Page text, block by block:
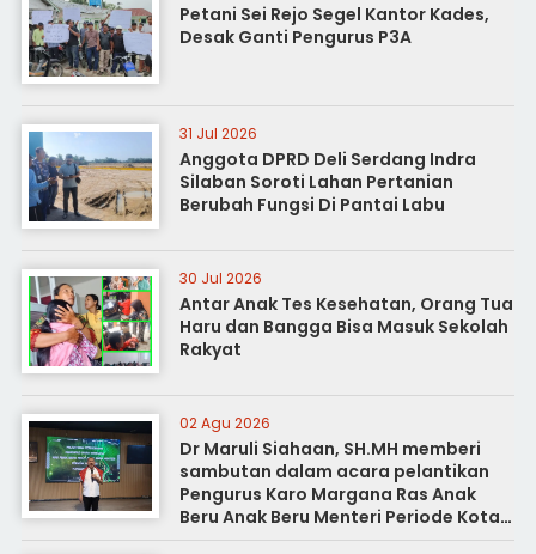
Petani Sei Rejo Segel Kantor Kades,
Desak Ganti Pengurus P3A
31 Jul 2026
Anggota DPRD Deli Serdang Indra
Silaban Soroti Lahan Pertanian
Berubah Fungsi Di Pantai Labu
30 Jul 2026
Antar Anak Tes Kesehatan, Orang Tua
Haru dan Bangga Bisa Masuk Sekolah
Rakyat
02 Agu 2026
Dr Maruli Siahaan, SH.MH memberi
sambutan dalam acara pelantikan
Pengurus Karo Margana Ras Anak
Beru Anak Beru Menteri Periode Kota
Medan